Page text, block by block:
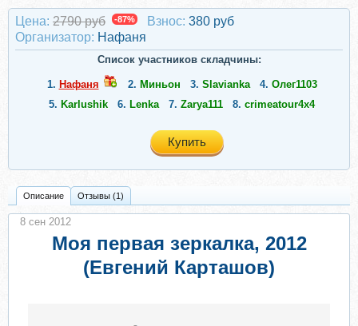
Цена: 2790 руб -87% Взнос: 380 руб
Организатор: Нафаня
Список участников складчины:
1. Нафаня 2. Миньон 3. Slavianka 4. Олег1103
5. Karlushik 6. Lenka 7. Zarya111 8. crimeatour4x4
Купить
Описание Отзывы (1)
Моя первая зеркалка, 2012
(Евгений Карташов)
8 сен 2012